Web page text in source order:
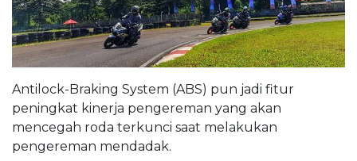
Antilock-Braking System (ABS) pun jadi fitur
peningkat kinerja pengereman yang akan
mencegah roda terkunci saat melakukan
pengereman mendadak.